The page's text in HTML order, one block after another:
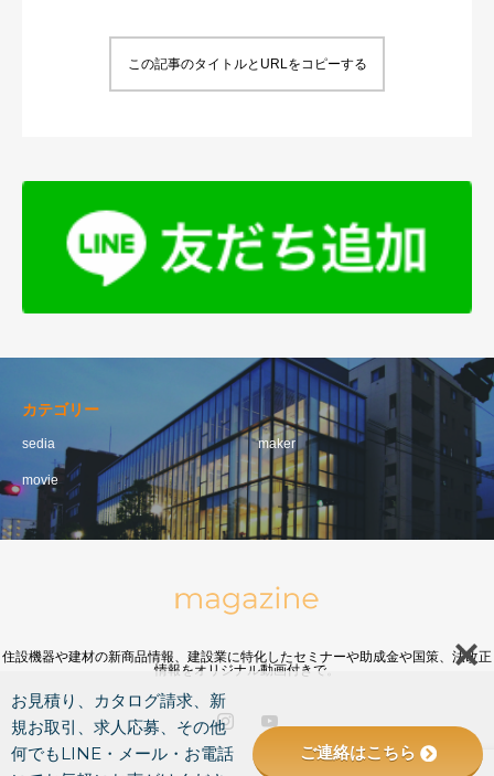
この記事のタイトルとURLをコピーする
カテゴリー
sedia maker
movie
住設機器や建材の新商品情報、建設業に特化したセミナーや助成金や国策、法改正
情報をオリジナル動画付きで。
お見積り、カタログ請求、新
規お取引、求人応募、その他
何でもLINE・メール・お電話
ご連絡はこちら